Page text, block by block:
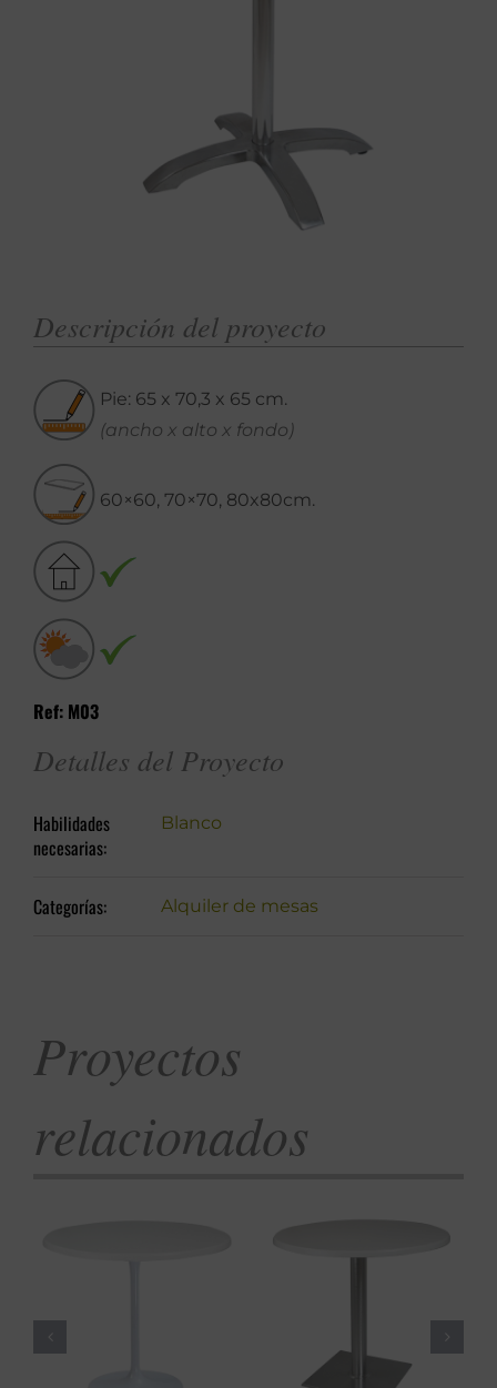
Descripción del proyecto
Pie: 65 x 70,3 x 65 cm.
(ancho x alto x fondo)
60×60, 70×70, 80x80cm.
Ref: M03
Detalles del Proyecto
Habilidades
necesarias:
Blanco
Categorías: Alquiler de mesas
Proyectos
relacionados